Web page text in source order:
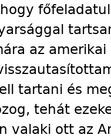
az
tartani és
tehát
valaki ott az